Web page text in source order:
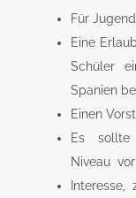
Für
Eine
Schüler
Spanien
Einen
Es sollte
Niveau